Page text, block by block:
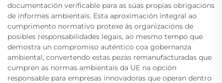
documentación verificable para as súas propias obrigacións
de informes ambientais. Esta aproximación integral ao
cumprimento normativo protexe ás organizacións de
posibles responsabilidades legais, ao mesmo tempo que
demostra un compromiso auténtico coa gobernanza
ambiental, convertendo estas pezas remanufacturadas que
cumpren as normas ambientais da UE na opción
responsable para empresas innovadoras que operan dentro